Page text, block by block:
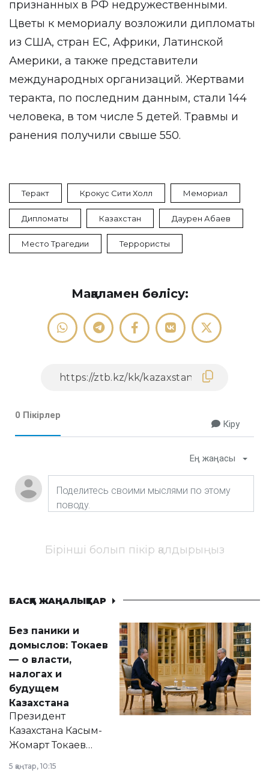
признанных в РФ недружественными.
Цветы к мемориалу возложили дипломаты
из США, стран ЕС, Африки, Латинской
Америки, а также представители
международных организаций. Жертвами
теракта, по последним данным, стали 144
человека, в том числе 5 детей. Травмы и
ранения получили свыше 550.
Теракт Крокус Сити Холл Мемориал
Дипломаты Казахстан Даурен Абаев
Место Трагедии Террористы
Мақаламен бөлісу:
0 Пікірлер
Кіру
Ең жаңасы
Бірінші болып пікір қалдырыңыз
БАСҚА ЖАҢАЛЫҚТАР
Без паники и
домыслов: Токаев
— о власти,
налогах и
будущем
Казахстана
Президент
Казахстана Касым-
Жомарт Токаев
сразу несколько
5 қаңтар, 10:15